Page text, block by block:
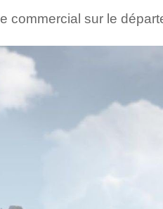
commercial sur le